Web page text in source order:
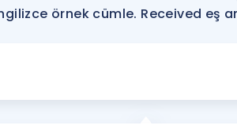
örnek cümle. Received eş